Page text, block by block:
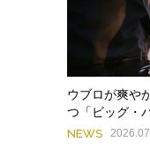
ウブロが爽や
つ「ビッグ・
NEWS